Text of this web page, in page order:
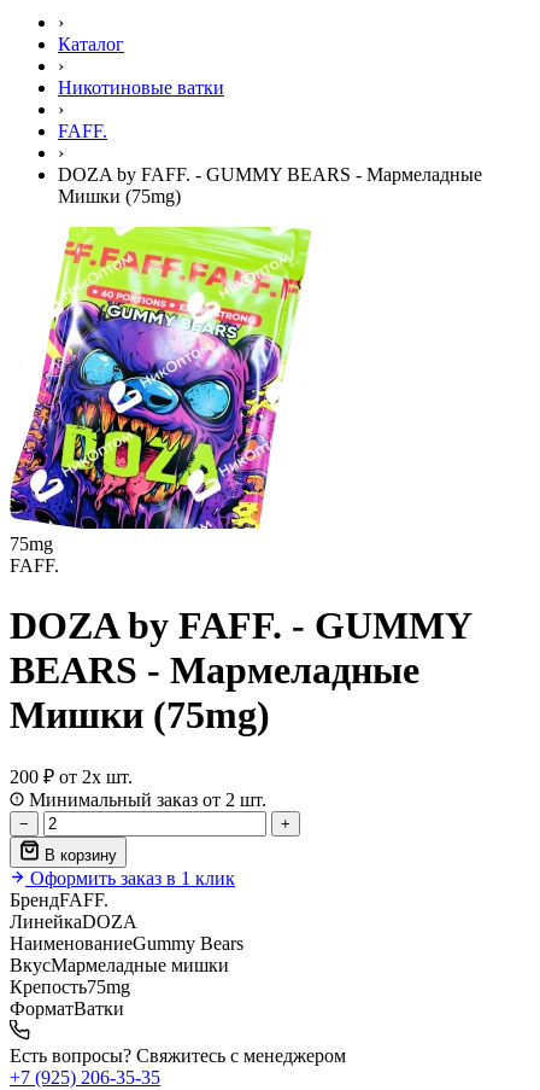
›
Каталог
›
Никотиновые ватки
›
FAFF.
›
DOZA by FAFF. - GUMMY BEARS - Мармеладные
Мишки (75mg)
75mg
FAFF.
DOZA by FAFF. - GUMMY
BEARS - Мармеладные
Мишки (75mg)
200 ₽ от 2х шт.
Минимальный заказ от 2 шт.
−
+
В корзину
Оформить заказ в 1 клик
БрендFAFF.
ЛинейкаDOZA
НаименованиеGummy Bears
ВкусМармеладные мишки
Крепость75mg
ФорматВатки
Есть вопросы? Свяжитесь с менеджером
+7 (925) 206‑35‑35